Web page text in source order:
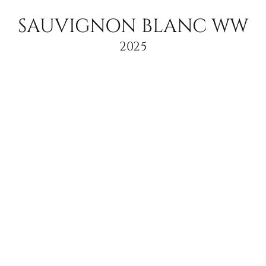
SAUVIGNON BLANC WW
2025